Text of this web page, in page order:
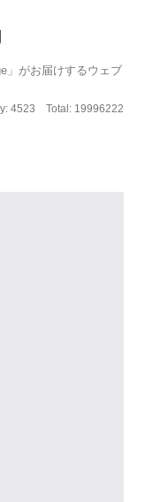
」がお届けするウェブ
4523 Total: 19996222